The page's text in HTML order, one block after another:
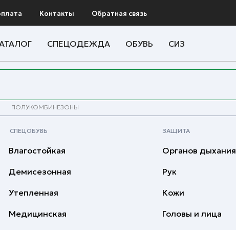
Контакты Обратная связь
СПЕЦОДЕЖДА ОБУВЬ СИЗ
ПОЛУКОМБИНЕЗОНЫ
Влагостойкая Органов дыхания
Медицинская
Рук
Головы и лица
Кожи
Демисезонная
Утепленная
СПЕЦОБУВЬ ЗАЩИТА